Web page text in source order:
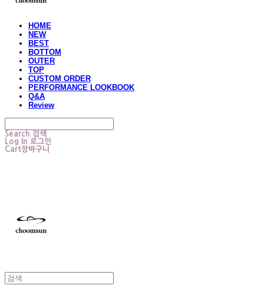
HOME
NEW
BEST
BOTTOM
OUTER
TOP
CUSTOM ORDER
PERFORMANCE LOOKBOOK
Q&A
Review
Search 검색
Log In 로그인
Cart장바구니